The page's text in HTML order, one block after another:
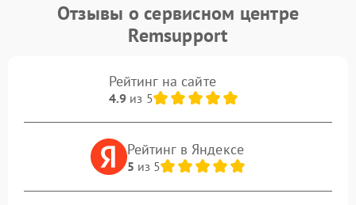
Отзывы о сервисном центре
Remsupport
Рейтинг на сайте
4.9из 5
Рейтинг в Яндексе
5 из 5